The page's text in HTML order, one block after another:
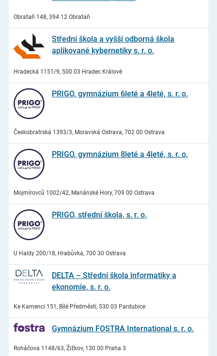
Obrataň 148, 394 12 Obrataň
Střední škola a vyšší odborná škola
aplikované kybernetiky s. r. o.
Hradecká 1151/9, 500 03 Hradec Králové
PRIGO, gymnázium 6leté a 4leté, s. r. o.
Českobratrská 1393/3, Moravská Ostrava, 702 00 Ostrava
PRIGO, gymnázium 8leté a 4leté, s. r. o.
Mojmírovců 1002/42, Mariánské Hory, 709 00 Ostrava
PRIGO, střední škola, s. r. o.
U Haldy 200/18, Hrabůvka, 700 30 Ostrava
DELTA – Střední škola informatiky a
ekonomie, s. r. o.
Ke Kamenci 151, Bílé Předměstí, 530 03 Pardubice
Gymnázium FOSTRA International s. r. o.
Roháčova 1148/63, Žižkov, 130 00 Praha 3